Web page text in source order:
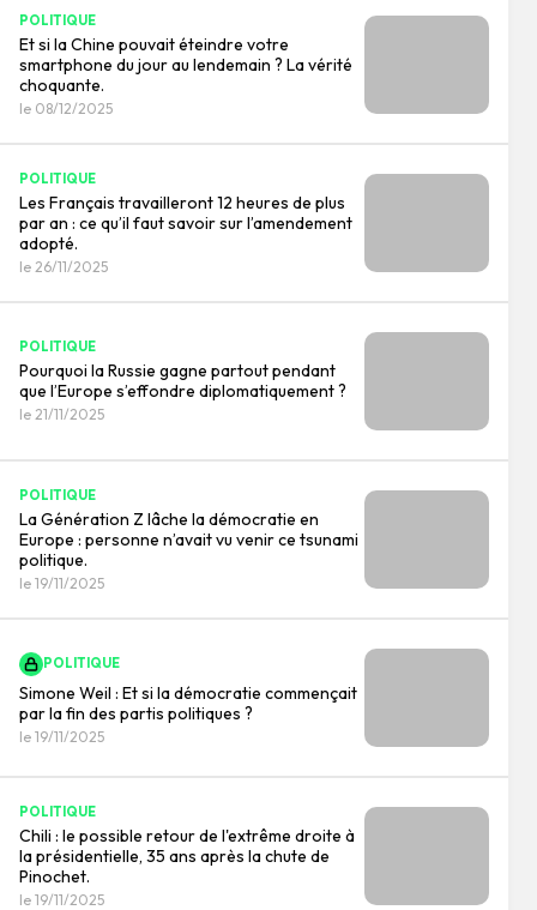
POLITIQUE
Et si la Chine pouvait éteindre votre
smartphone du jour au lendemain ? La vérité
choquante.
le 08/12/2025
POLITIQUE
Les Français travailleront 12 heures de plus
par an : ce qu’il faut savoir sur l’amendement
adopté.
le 26/11/2025
POLITIQUE
Pourquoi la Russie gagne partout pendant
que l’Europe s’effondre diplomatiquement ?
le 21/11/2025
POLITIQUE
La Génération Z lâche la démocratie en
Europe : personne n’avait vu venir ce tsunami
politique.
le 19/11/2025
POLITIQUE
Simone Weil : Et si la démocratie commençait
par la fin des partis politiques ?
le 19/11/2025
POLITIQUE
Chili : le possible retour de l'extrême droite à
la présidentielle, 35 ans après la chute de
Pinochet.
le 19/11/2025